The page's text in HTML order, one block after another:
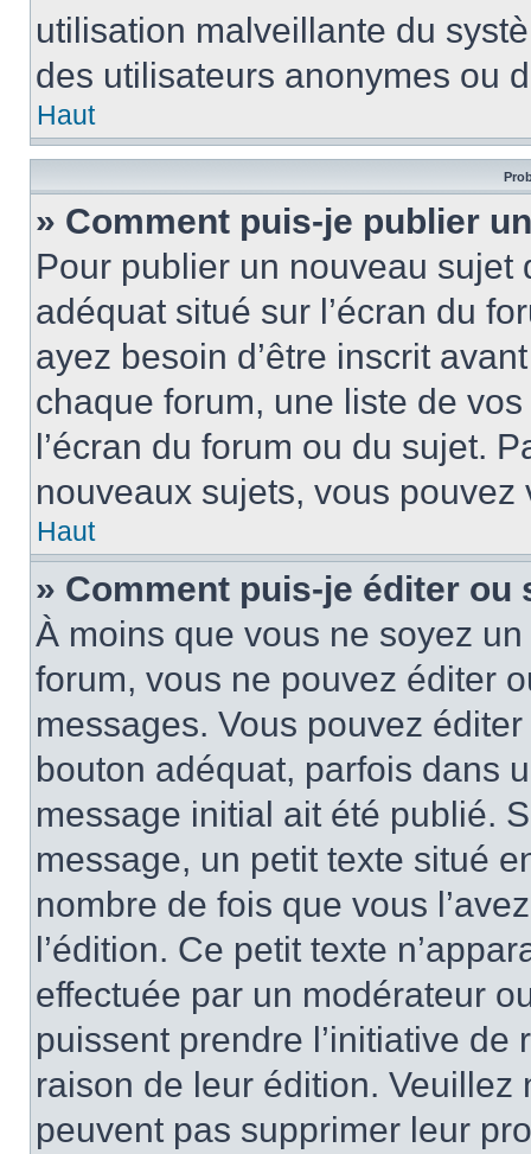
utilisation malveillante du
des utilisateurs anonymes ou
Haut
» Comment puis-je publier
Pour publier un nouveau
adéquat situé sur l’écran du
ayez besoin d’être inscrit
chaque forum, une liste de
l’écran du forum ou du sujet.
nouveaux sujets, vous
Haut
» Comment puis-je éditer
À moins que vous ne soyez
forum, vous ne pouvez éditer
messages. Vous pouvez
bouton adéquat, parfois dans
message initial ait été publié.
message, un petit texte situé
nombre de fois que vous
l’édition. Ce petit texte
effectuée par un modérateur
puissent prendre l’initiative
raison de leur édition.
peuvent pas supprimer leur